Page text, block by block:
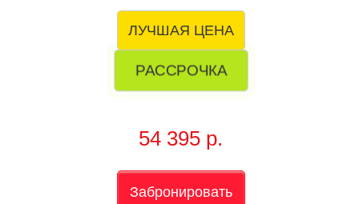
ЛУЧШАЯ ЦЕНА
РАССРОЧКА
54 395 р.
Забронировать